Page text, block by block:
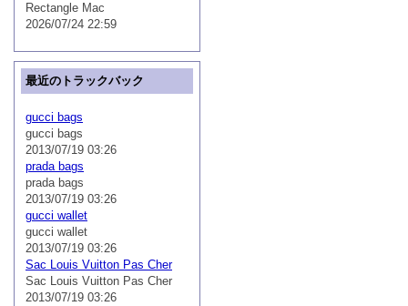
Rectangle Mac
2026/07/24 22:59
最近のトラックバック
gucci bags
gucci bags
2013/07/19 03:26
prada bags
prada bags
2013/07/19 03:26
gucci wallet
gucci wallet
2013/07/19 03:26
Sac Louis Vuitton Pas Cher
Sac Louis Vuitton Pas Cher
2013/07/19 03:26